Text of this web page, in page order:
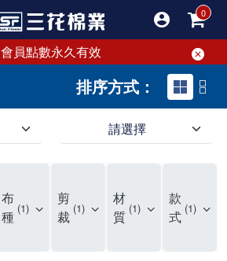
會員點數永久有效
排序方式：
請選擇
布
種 1
剪
裁 1
材
質 1
款
式 1